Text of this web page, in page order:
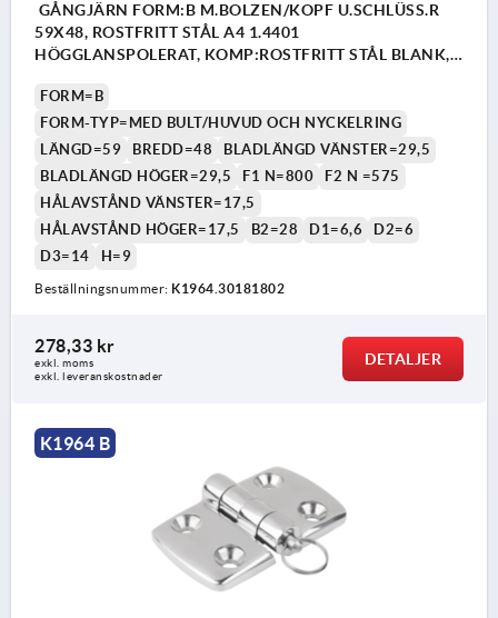
GÅNGJÄRN FORM:B M.BOLZEN/KOPF U.SCHLÜSS.R
59X48, ROSTFRITT STÅL A4 1.4401
HÖGGLANSPOLERAT, KOMP:ROSTFRITT STÅL BLANK,
FORM=B
FORM-TYP=MED BULT/HUVUD OCH NYCKELRING
LÄNGD=59
BREDD=48
BLADLÄNGD VÄNSTER=29,5
BLADLÄNGD HÖGER=29,5
F1 N=800
F2 N =575
HÅLAVSTÅND VÄNSTER=17,5
HÅLAVSTÅND HÖGER=17,5
B2=28 D1=6,6
D2=6
D3=14
H=9
Beställningsnummer: K1964.30181802
278,33 kr
exkl. moms
exkl. leveranskostnader
DETALJER
K1964 B